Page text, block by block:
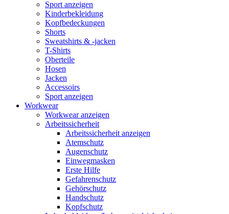
Sport anzeigen
Kinderbekleidung
Kopfbedeckungen
Shorts
Sweatshirts & -jacken
T-Shirts
Oberteile
Hosen
Jacken
Accessoirs
Sport anzeigen
Workwear
Workwear anzeigen
Arbeitssicherheit
Arbeitssicherheit anzeigen
Atemschutz
Augenschutz
Einwegmasken
Erste Hilfe
Gefahrenschutz
Gehörschutz
Handschutz
Kopfschutz